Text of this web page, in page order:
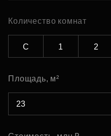
Количество комнат
С 1 2
Площадь, м²